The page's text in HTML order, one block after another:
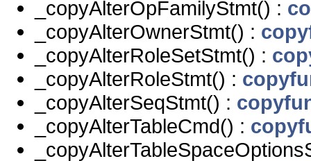
_copyAlterOpFamilyStmt() :
_copyAlterOwnerStmt() :
_copyAlterRoleSetStmt() :
_copyAlterRoleStmt() :
_copyAlterSeqStmt() :
_copyAlterTableCmd() :